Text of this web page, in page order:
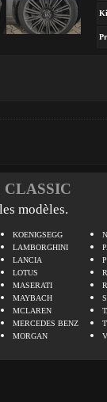
CLASSIC
modèles.
KOENIGSEGG
LAMBORGHINI
LANCIA
LOTUS
MASERATI
MAYBACH
MCLAREN
MERCEDES BENZ
MORGAN